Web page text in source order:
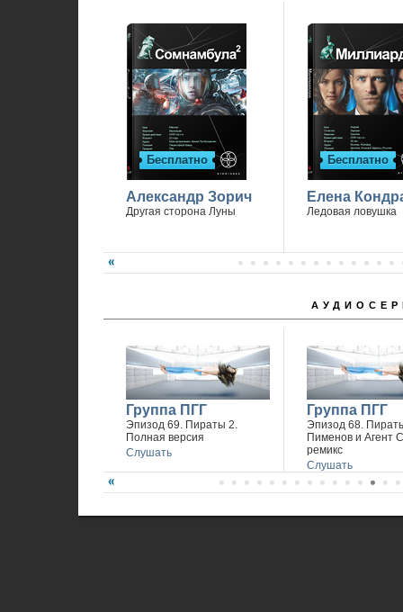
Бесплатно
Александр Зорич
Другая сторона Луны
Бесплатно
Елена
Ледовая ловушка
Группа ПГГ
Эпизод 69. Пираты 2.
Полная версия
Слушать
Группа ПГГ
Эпизод 68.
Пименов и Агент
ремикс
Слушать